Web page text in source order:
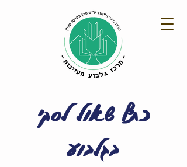
כתף שאול לסקי
בגלבוע